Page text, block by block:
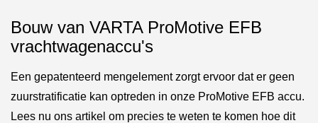
Bouw van VARTA ProMotive EFB
vrachtwagenaccu's
Een gepatenteerd mengelement zorgt ervoor dat er geen
zuurstratificatie kan optreden in onze ProMotive EFB accu.
Lees nu ons artikel om precies te weten te komen hoe dit